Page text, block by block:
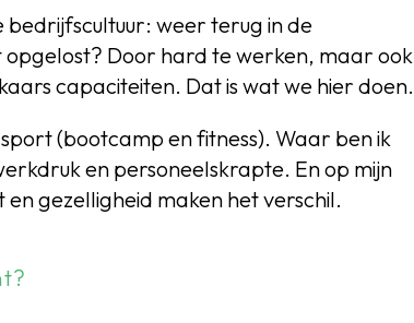
weer terug in de
Door hard te werken, maar ook
capaciteiten. Dat is wat we hier doen.
(bootcamp en fitness). Waar ben ik
en personeelskrapte. En op mijn
gezelligheid maken het verschil.